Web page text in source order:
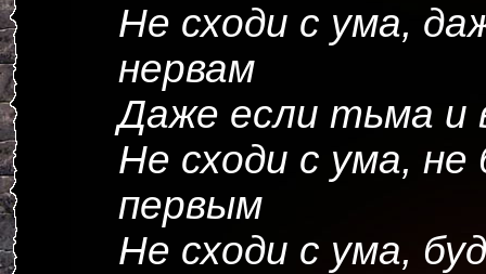
Не сходи с ума,
нервам
Даже если тьма и
Не сходи с ума, не
первым
Не сходи с ума,